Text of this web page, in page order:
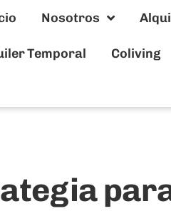
Nosotros
Temporal Coliving